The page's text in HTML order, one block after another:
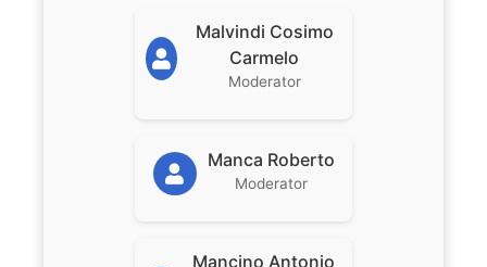
Malvindi Cosimo
Carmelo
Moderator
Manca Roberto
Moderator
Mancino Antonio